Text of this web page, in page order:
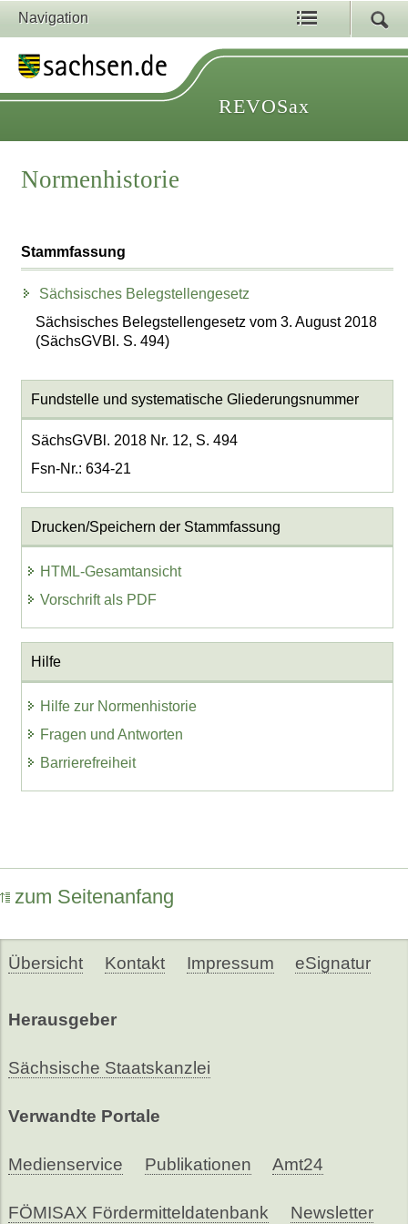
Navigation
REVOSax
Normenhistorie
Stammfassung
Sächsisches Belegstellengesetz
Sächsisches Belegstellengesetz vom 3. August 2018
(SächsGVBl. S. 494)
Fundstelle und systematische Gliederungsnummer
SächsGVBl. 2018 Nr. 12, S. 494
Fsn-Nr.: 634-21
Drucken/Speichern der Stammfassung
HTML-Gesamtansicht
Vorschrift als PDF
Hilfe
Hilfe zur Normenhistorie
Fragen und Antworten
Barrierefreiheit
zum Seitenanfang
Übersicht Kontakt Impressum eSignatur
Herausgeber
Sächsische Staatskanzlei
Verwandte Portale
Medienservice Publikationen Amt24
FÖMISAX Fördermitteldatenbank Newsletter